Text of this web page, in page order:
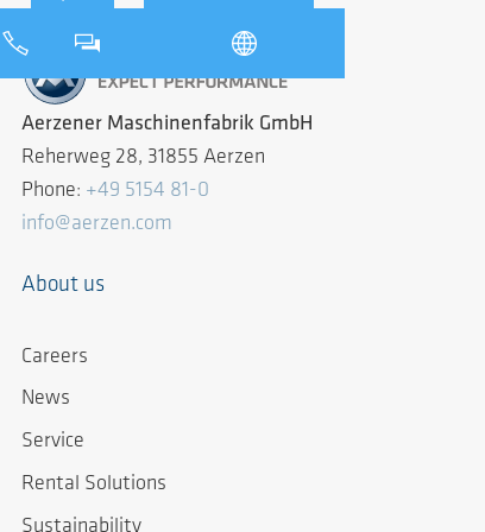
Aerzener Maschinenfabrik GmbH
Reherweg 28, 31855 Aerzen
Phone: +49 5154 81-0
info@aerzen.com
About us
Careers
News
Service
Rental Solutions
Sustainability